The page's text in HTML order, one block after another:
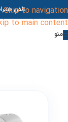
Skip to navigation
to main content
تلفن
منو